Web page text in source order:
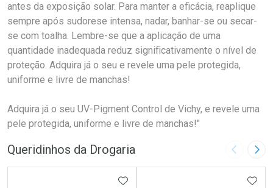
antes da exposição solar. Para manter a eficácia, reaplique
sempre após sudorese intensa, nadar, banhar-se ou secar-
se com toalha. Lembre-se que a aplicação de uma
quantidade inadequada reduz significativamente o nível de
proteção. Adquira já o seu e revele uma pele protegida,
uniforme e livre de manchas!
Adquira já o seu UV-Pigment Control de Vichy, e revele uma
pele protegida, uniforme e livre de manchas!"
Queridinhos da Drogaria Imagem
ADICIONAR AOS FAVORITOS